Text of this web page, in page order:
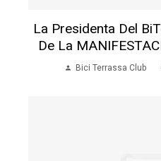
La Presidenta Del
De La
Bici Terrassa Club